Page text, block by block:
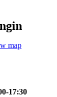
map
17:30